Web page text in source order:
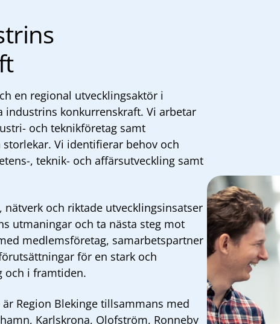
en regional utvecklingsaktör i
industrins konkurrenskraft. Vi arbetar
och teknikföretag samt
Vi identifierar behov och
, teknik- och affärsutveckling samt
och riktade utvecklingsinsatser
utmaningar och ta nästa steg mot
medlemsföretag, samarbetspartner
för en stark och
och i framtiden.
är Region Blekinge tillsammans med
Karlskrona, Olofström, Ronneby